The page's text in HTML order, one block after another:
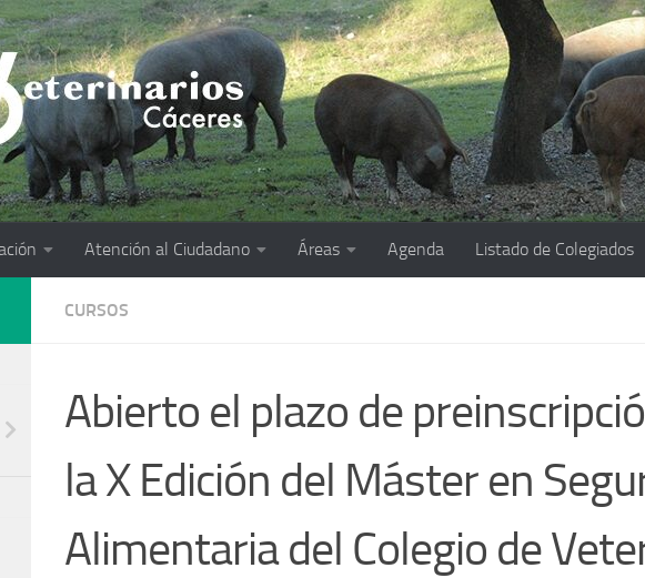
Atención al Ciudadano Áreas Agenda Listado de Colegiados
CURSOS
Abierto el plazo de
la X Edición del Máster en
Alimentaria del Colegio de